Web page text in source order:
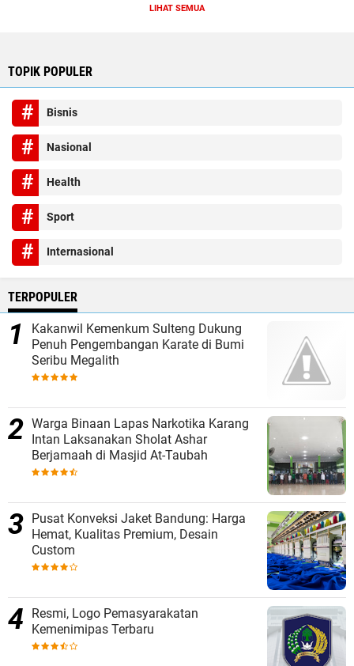
LIHAT SEMUA
TOPIK POPULER
Bisnis
Nasional
Health
Sport
Internasional
TERPOPULER
Kakanwil Kemenkum Sulteng Dukung
Penuh Pengembangan Karate di Bumi
Seribu Megalith
Warga Binaan Lapas Narkotika Karang
Intan Laksanakan Sholat Ashar
Berjamaah di Masjid At-Taubah
Pusat Konveksi Jaket Bandung: Harga
Hemat, Kualitas Premium, Desain
Custom
Resmi, Logo Pemasyarakatan
Kemenimipas Terbaru